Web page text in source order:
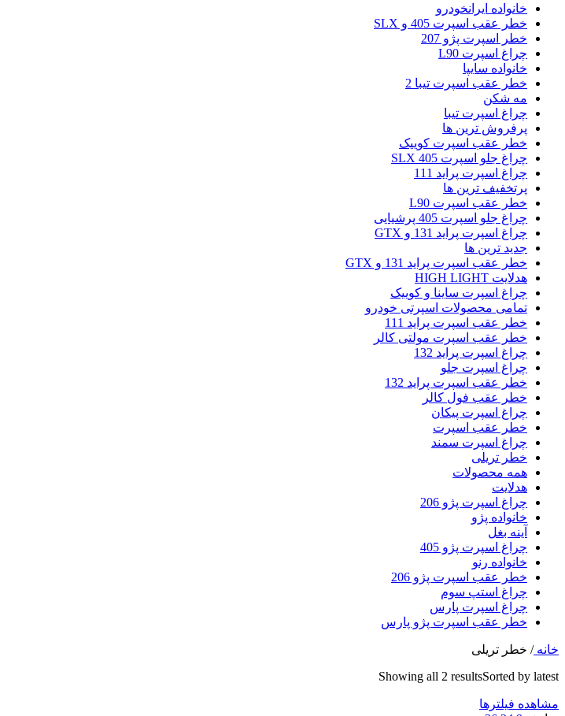
خانواده ایرانخودرو
خطر عقب اسپرت 405 و SLX
خطر اسپرت پژو 207
چراغ اسپرت L90
خانواده سایپا
خطر عقب اسپرت تیبا 2
مه شکن
چراغ اسپرت تیبا
پرفروش ترین ها
خطر عقب اسپرت کوییک
چراغ جلو اسپرت 405 SLX
چراغ اسپرت پراید 111
پرتخفیف ترین ها
خطر عقب اسپرت L90
چراغ جلو اسپرت 405 پرشیایی
چراغ اسپرت پراید 131 و GTX
جدید ترین ها
خطر عقب اسپرت پراید 131 و GTX
هدلایت HIGH LIGHT
چراغ اسپرت ساینا و کوییک
تمامی محصولات اسپرتی خودرو
خطر عقب اسپرت پراید 111
خطر عقب اسپرت مولتی کالر
چراغ اسپرت پراید 132
چراغ اسپرت جلو
خطر عقب اسپرت پراید 132
خطر عقب فول کالر
چراغ اسپرت پیکان
خطر عقب اسپرت
چراغ اسپرت سمند
خطر تریلی
همه محصولات
هدلایت
چراغ اسپرت پژو 206
خانواده پژو
آینه بغل
چراغ اسپرت پژو 405
خانواده رنو
خطر عقب اسپرت پژو 206
چراغ استپ سوم
چراغ اسپرت پارس
خطر عقب اسپرت پژو پارس
خانه/ خطر تریلی
Showing all 2 resultsSorted by latest
مشاهده فیلترها